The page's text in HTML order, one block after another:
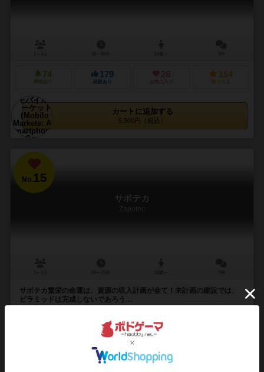
74
興味あり
179
経験あり
26
お気に入り
154
持ってる
カートに追加する
5,500円（税込）
No.15
サポテカ
Zapotec
サポテカ繁栄の命運は、資源の収入計画が全て！未計画の建設では、
ピラミッドは完成しないであろう…
アルバンで興ったサポテカ文明のゲーム。 3つの地区、エトラとミトラ
とオコトラン。それぞれ、平原、丘陵、...
397
経験あり
98
お気に入り